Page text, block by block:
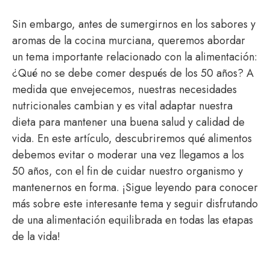
Sin embargo, antes de sumergirnos en los sabores y
aromas de la cocina murciana, queremos abordar
un tema importante relacionado con la alimentación:
¿Qué no se debe comer después de los 50 años? A
medida que envejecemos, nuestras necesidades
nutricionales cambian y es vital adaptar nuestra
dieta para mantener una buena salud y calidad de
vida. En este artículo, descubriremos qué alimentos
debemos evitar o moderar una vez llegamos a los
50 años, con el fin de cuidar nuestro organismo y
mantenernos en forma. ¡Sigue leyendo para conocer
más sobre este interesante tema y seguir disfrutando
de una alimentación equilibrada en todas las etapas
de la vida!